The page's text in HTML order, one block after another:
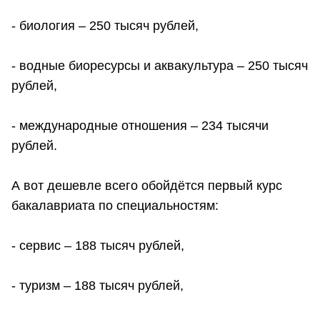
- биология – 250 тысяч рублей,
- водные биоресурсы и аквакультура – 250 тысяч
рублей,
- международные отношения – 234 тысячи
рублей.
А вот дешевле всего обойдётся первый курс
бакалавриата по специальностям:
- сервис – 188 тысяч рублей,
- туризм – 188 тысяч рублей,